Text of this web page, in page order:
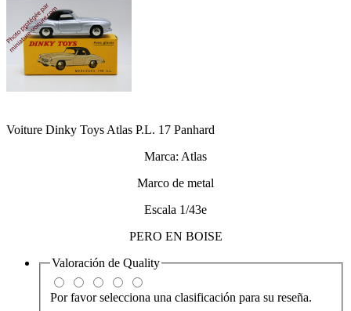
Voiture Dinky Toys Atlas P.L. 17 Panhard
Marca: Atlas
Marco de metal
Escala 1/43e
PERO EN BOISE
Valoración de Quality
Por favor selecciona una clasificación para su reseña.